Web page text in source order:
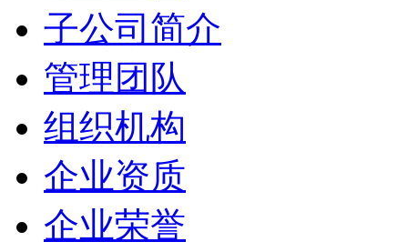
子公司简介
管理团队
组织机构
企业资质
企业荣誉